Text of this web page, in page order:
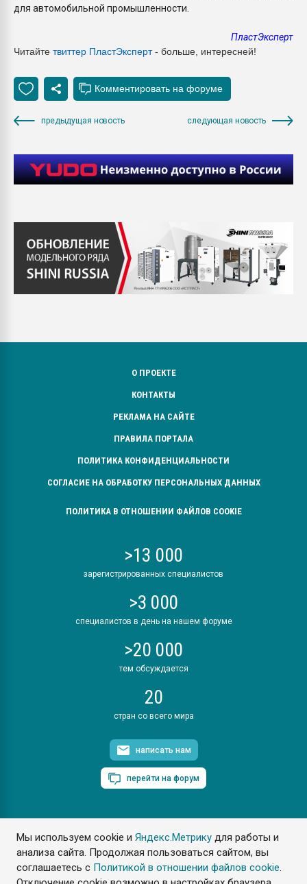
Мы используем cookie иЯндекс.Метрику для работы и
анализа сайта. Продолжая пользоваться сайтом, вы
соглашаетесь с Политикой в отношении файлов cookie.
для автомобильной промышленности.
ПластЭксперт
Читайте твиттер ПластЭксперт- больше, интересней!
предыдущая новость следующая новость
О ПРОЕКТЕ
КОНТАКТЫ
РЕКЛАМА НА САЙТЕ
ПРАВИЛА ПОРТАЛА
ПОЛИТИКА КОНФИДЕНЦИАЛЬНОСТИ
СОГЛАСИЕ НА ОБРАБОТКУ ПЕРСОНАЛЬНЫХ ДАННЫХ
ПОЛИТИКА В ОТНОШЕНИИ ФАЙЛОВ COOKIE
>13 000
зарегистрированных специалистов
>3 000
специалистов в день на нашем форуме
>20 000
тем обсуждается
20
стран со всего мира
написать нам
перейти на форум
ПластЭксперт © 2006. Все права защищены
Разрешается копирование материалов сайта с обязательной
ссылкой на www.e-plastic.ru
Разработка сайта